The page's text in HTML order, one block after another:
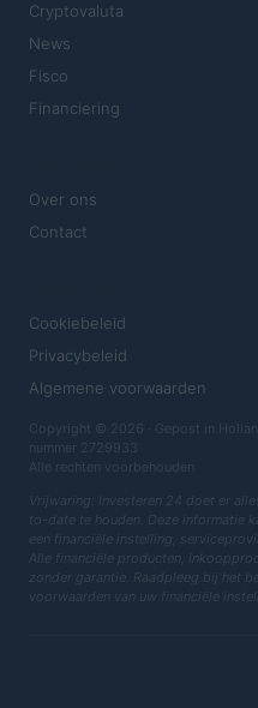
Cryptovaluta
News
Fisco
Financiering
Over ons
Contact
Cookiebeleid
Privacybeleid
Algemene voorwaarden
Copyright © 2026 · Gepost in
nummer 2729933
Alle rechten voorbehouden
Vrijwaring: Investeren 24 doet er
to-date te houden. Deze informatie
een financiële instelling,
Alle financiële producten,
zonder garantie. Raadpleeg bij het
voorwaarden van uw financiële